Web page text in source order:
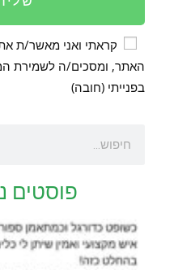
קראתי ואני מאשר/ת
האתר, ומסכים/ה לשמירת
בפנייתי (חובה)
פוסטים